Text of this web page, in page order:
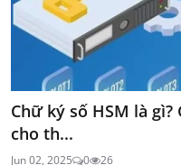
Chữ ký số HSM là
cho th...
Jun 02, 2025 0 26